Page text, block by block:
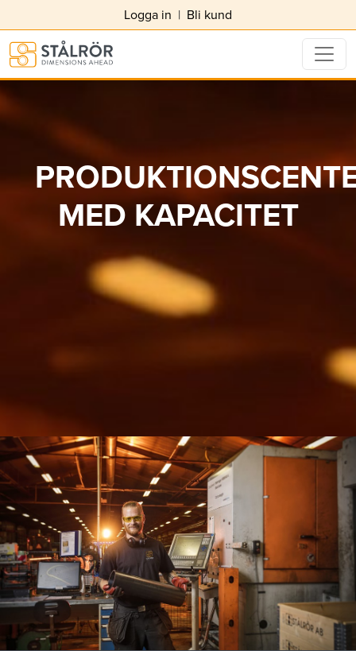
Logga in | Bli kund
MED KAPACITET